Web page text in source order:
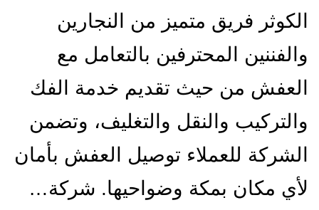
الكوثر فريق متميز من النجارين
والفننين المحترفين بالتعامل مع
العفش من حيث تقديم خدمة الفك
والتركيب والنقل والتغليف، وتضمن
الشركة للعملاء توصيل العفش بأمان
لأي مكان بمكة وضواحيها. شركة…